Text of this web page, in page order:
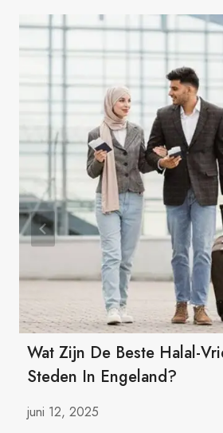
Wat Zijn De Beste Halal-
Steden In Engeland?
juni 12, 2025